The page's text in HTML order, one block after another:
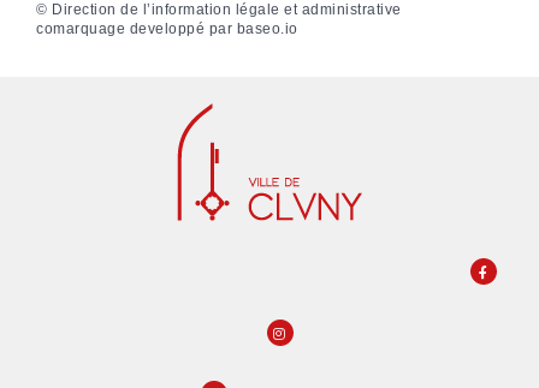
© Direction de l’information légale et administrative
comarquage developpé par baseo.io